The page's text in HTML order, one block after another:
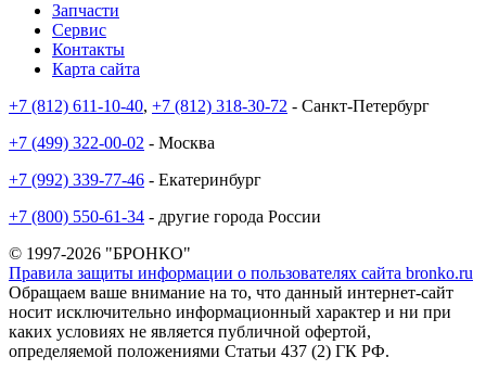
Запчасти
Сервис
Контакты
Карта сайта
+7 (812) 611-10-40, +7 (812) 318-30-72 - Санкт-Петербург
+7 (499) 322-00-02 - Москва
+7 (992) 339-77-46 - Екатеринбург
+7 (800) 550-61-34 - другие города России
© 1997-2026 "БРОНКО"
Правила защиты информации о пользователях сайта bronko.ru
Обращаем ваше внимание на то, что данный интернет-сайт
носит исключительно информационный характер и ни при
каких условиях не является публичной офертой,
определяемой положениями Статьи 437 (2) ГК РФ.